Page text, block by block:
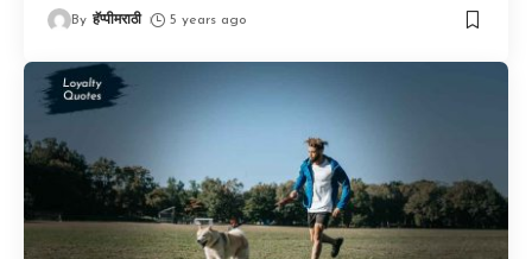
By हॅप्पीमराठी 5 years ago